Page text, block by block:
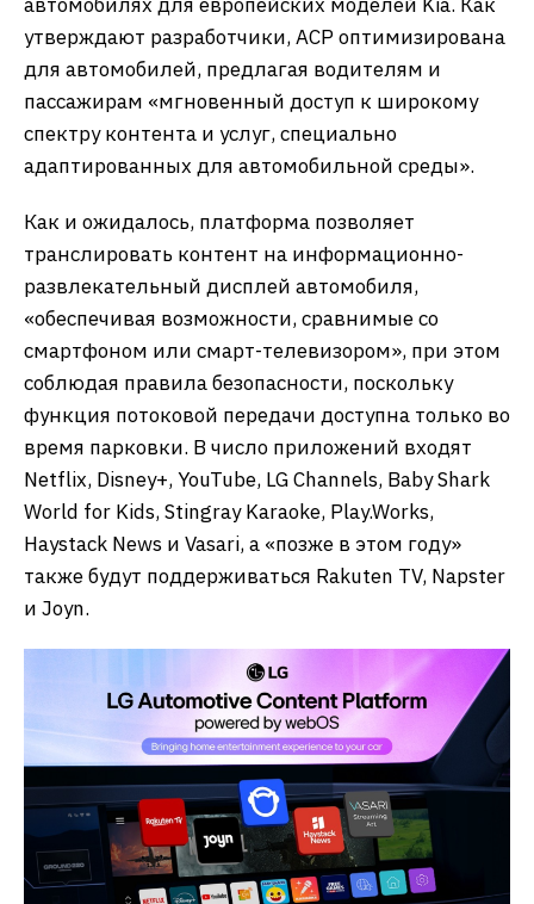
утверждают разработчики, ACP оптимизирована
для автомобилей, предлагая водителям и
пассажирам «мгновенный доступ к широкому
спектру контента и услуг, специально
адаптированных для автомобильной среды».
Как и ожидалось, платформа позволяет
транслировать контент на информационно-
развлекательный дисплей автомобиля,
«обеспечивая возможности, сравнимые со
смартфоном или смарт-телевизором», при этом
соблюдая правила безопасности, поскольку
функция потоковой передачи доступна только во
время парковки. В число приложений входят
Netflix, Disney+, YouTube, LG Channels, Baby Shark
World for Kids, Stingray Karaoke, Play.Works,
Haystack News и Vasari, а «позже в этом году»
также будут поддерживаться Rakuten TV, Napster
и Joyn.